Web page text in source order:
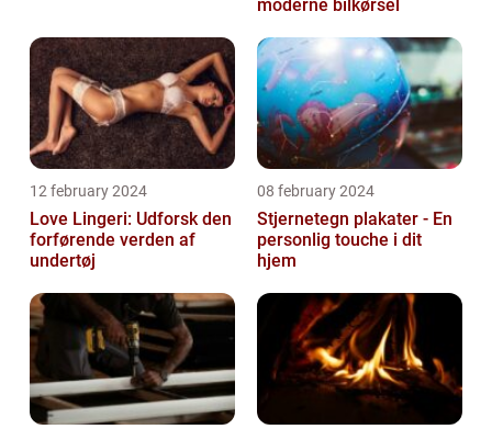
moderne bilkørsel
12 february 2024
Love Lingeri: Udforsk den
forførende verden af
undertøj
08 february 2024
Stjernetegn plakater - En
personlig touche i dit
hjem